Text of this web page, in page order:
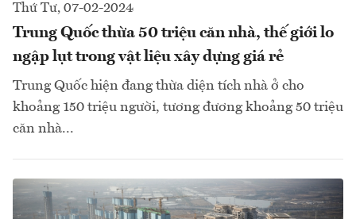
Thứ Tư, 07-02-2024
Trung Quốc thừa 50 triệu căn nhà, thế giới lo
ngập lụt trong vật liệu xây dựng giá rẻ
Trung Quốc hiện đang thừa diện tích nhà ở cho
khoảng 150 triệu người, tương đương khoảng 50 triệu
căn nhà...